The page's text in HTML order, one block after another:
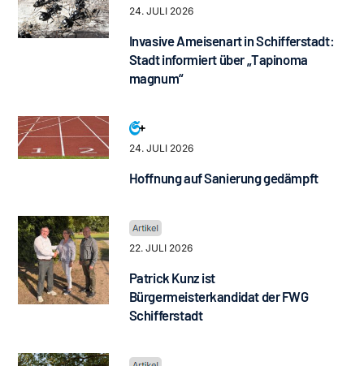
24. JULI 2026
Invasive Ameisenart in Schifferstadt:
Stadt informiert über „Tapinoma
magnum“
24. JULI 2026
Hoffnung auf Sanierung gedämpft
22. JULI 2026
Patrick Kunz ist
Bürgermeisterkandidat der FWG
Schifferstadt